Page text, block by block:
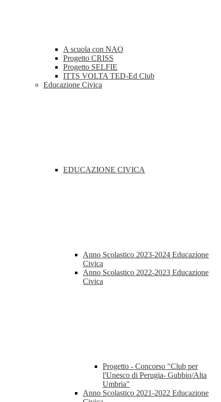
A scuola con NAO
Progetto CRISS
Progetto SELFIE
ITTS VOLTA TED-Ed Club
Educazione Civica
EDUCAZIONE CIVICA
Anno Scolastico 2023-2024 Educazione
Civica
Anno Scolastico 2022-2023 Educazione
Civica
Progetto - Concorso "Club per
l'Unesco di Perugia- Gubbio/Alta
Umbria"
Anno Scolastico 2021-2022 Educazione